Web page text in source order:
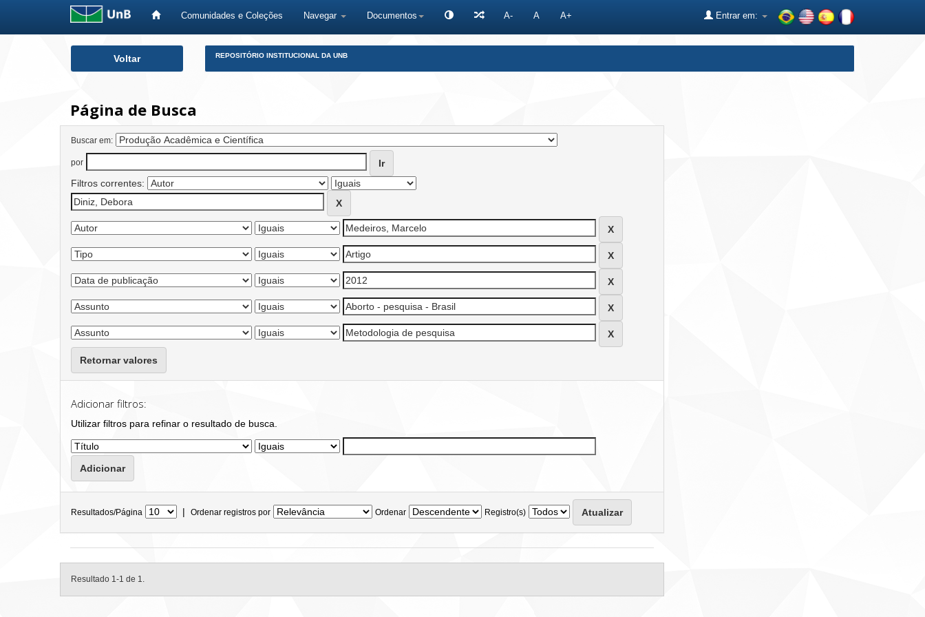
Comunidades e Coleções Navegar Documentos A- A A+ Entrar em:
Voltar REPOSITÓRIO INSTITUCIONAL DA UNB
Página de Busca
Buscar em:
por
Filtros correntes:
Retornar valores
Adicionar filtros:
Utilizar filtros para refinar o resultado de busca.
Resultados/Página | Ordenar registros por Ordenar Registro(s)
Resultado 1-1 de 1.